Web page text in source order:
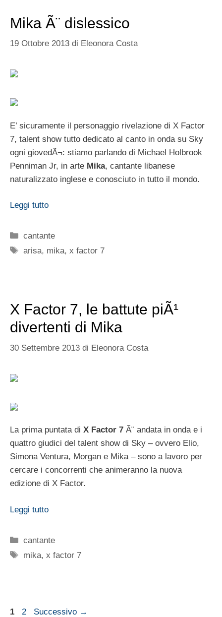
Mika Ã¨ dislessico
19 Ottobre 2013 di Eleonora Costa
E’ sicuramente il personaggio rivelazione di X Factor
7, talent show tutto dedicato al canto in onda su Sky
ogni giovedÃ¬: stiamo parlando di Michael Holbrook
Penniman Jr, in arte Mika, cantante libanese
naturalizzato inglese e conosciuto in tutto il mondo.
Leggi tutto
Categorie
cantante
Tag
arisa, mika,x factor 7
X Factor 7, le battute piÃ¹
divertenti di Mika
30 Settembre 2013 di Eleonora Costa
La prima puntata di X Factor 7 Ã¨ andata in onda e i
quattro giudici del talent show di Sky – ovvero Elio,
Simona Ventura, Morgan e Mika – sono a lavoro per
cercare i concorrenti che animeranno la nuova
edizione di X Factor.
Leggi tutto
Categorie
cantante
Tag
mika,x factor 7
Pagina
1 Pagina
2 Successivo →